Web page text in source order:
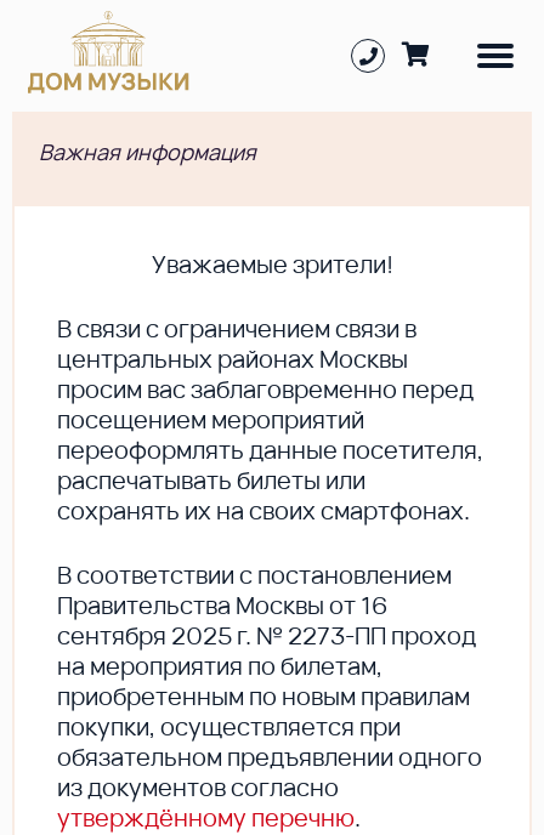
Важная информация
Уважаемые зрители!
В cвязи с ограничением связи в
центральных районах Москвы
просим вас заблаговременно перед
посещением мероприятий
переоформлять данные посетителя,
распечатывать билеты или
сохранять их на своих смартфонах.
В соответствии с постановлением
Правительства Москвы от 16
сентября 2025 г. № 2273-ПП проход
на мероприятия по билетам,
приобретенным по новым правилам
покупки, осуществляется при
обязательном предъявлении одного
из документов согласно
утверждённому перечню.